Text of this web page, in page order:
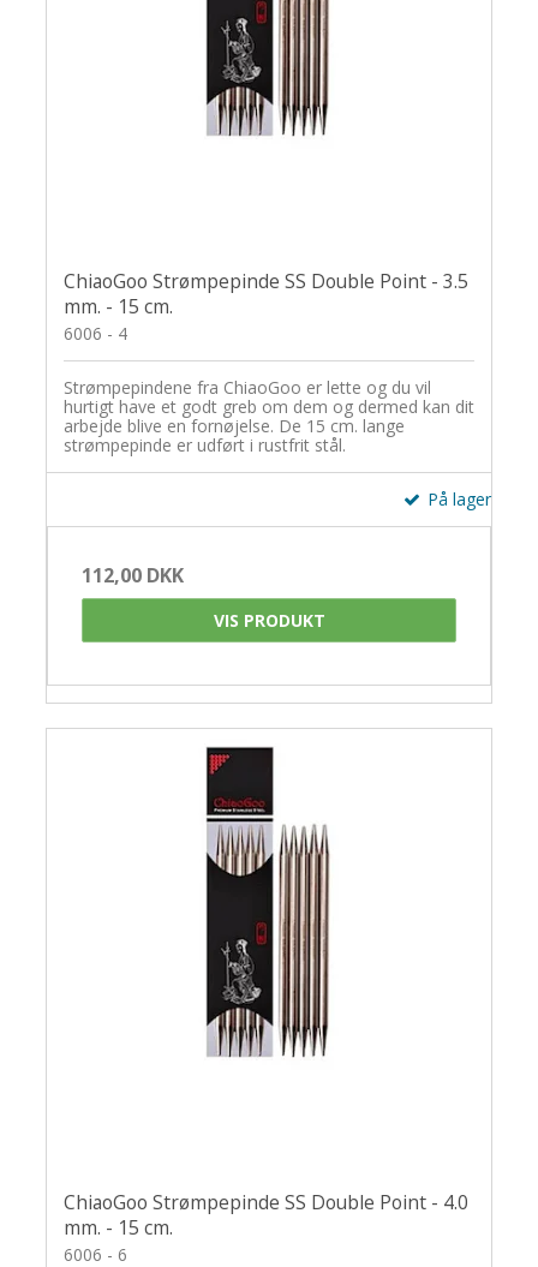
ChiaoGoo Strømpepinde SS Double Point - 3.5
mm. - 15 cm.
6006 - 4
Strømpepindene fra ChiaoGoo er lette og du vil
hurtigt have et godt greb om dem og dermed kan dit
arbejde blive en fornøjelse. De 15 cm. lange
strømpepinde er udført i rustfrit stål.
På lager
112,00 DKK
VIS PRODUKT
ChiaoGoo Strømpepinde SS Double Point - 4.0
mm. - 15 cm.
6006 - 6